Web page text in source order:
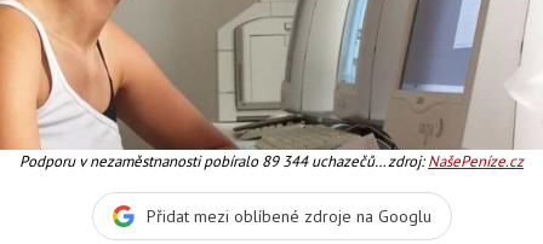
Podporu v nezaměstnanosti pobíralo 89 344 uchazečů o
vedených v evidenci. Foto:SXC
zdroj:NašePeníze.cz
Přidat mezi oblíbené zdroje na Googlu